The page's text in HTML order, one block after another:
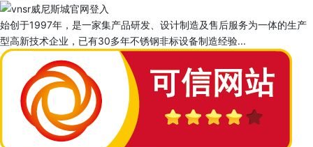
始创于1997年，是一家集产品研发、设计制造及售后服务为一体的生产
型高新技术企业，已有30多年不锈钢非标设备制造经验...